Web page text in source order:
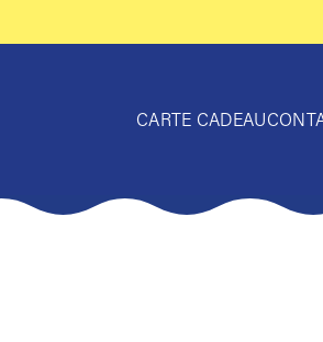
CARTE CADEAU